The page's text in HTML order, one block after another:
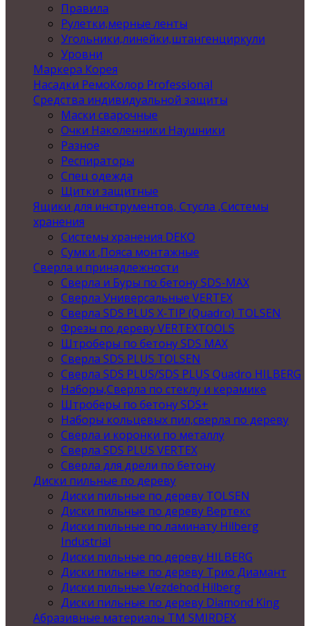
Правила
Рулетки,мерные ленты
Угольники,линейки,штангенциркули
Уровни
Маркера Корея
Насадки РемоКолор Professional
Средства индивидуальной защиты
Маски сварочные
Очки Наколенники Наушники
Разное
Респираторы
Спец одежда
Щитки защитные
Ящики для инструментов, Стусла ,Системы
хранения
Системы хранения DEKO
Сумки ,Пояса монтажные
Сверла и принадлежности
Сверла и Буры по бетону SDS-MAX
Сверла Универсальные VERTEX
Сверла SDS PLUS X-TIP (Quadro) TOLSEN
Фрезы по дереву VERTEXTOOLS
Штроберы по бетону SDS MAX
Сверла SDS PLUS TOLSEN
Сверла SDS PLUS/SDS PLUS Quadro HILBERG
Наборы,Сверла по стеклу и керамике
Штроберы по бетону SDS+
Наборы кольцевых пил,сверла по дереву
Сверла и коронки по металлу
Сверла SDS PLUS VERTEX
Сверла для дрели по бетону
Диски пильные по дереву
Диски пильные по дереву TOLSEN
Диски пильные по дереву Вертекс
Диски пильные по ламинату Hilberg
Industrial
Диски пильные по дереву HILBERG
Диски пильные по дереву Трио Диамант
Диски пильные Vezdehod Hilberg
Диски пильные по дереву Diamond King
Абразивные материалы ТМ SMIRDEX